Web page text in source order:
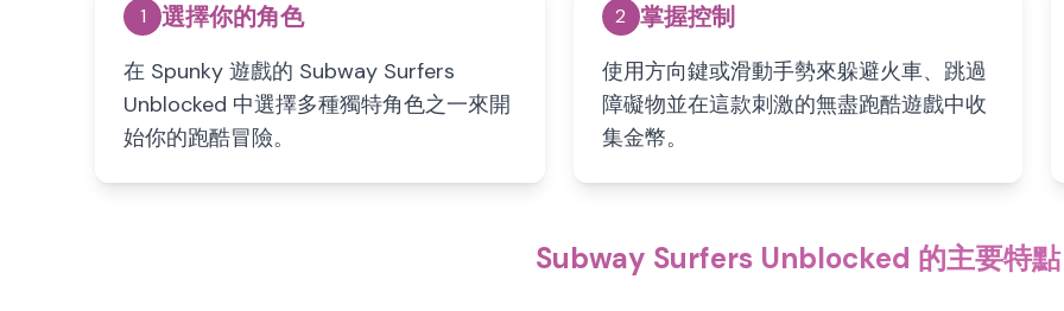
1 選擇你的角色
在 Spunky 遊戲的 Subway Surfers
Unblocked 中選擇多種獨特角色之一來開
始你的跑酷冒險。
2 掌握控制
使用方向鍵或滑動手勢來躲避火車、跳過
障礙物並在這款刺激的無盡跑酷遊戲中收
集金幣。
Subway Surfers Unblocked 的主要特點